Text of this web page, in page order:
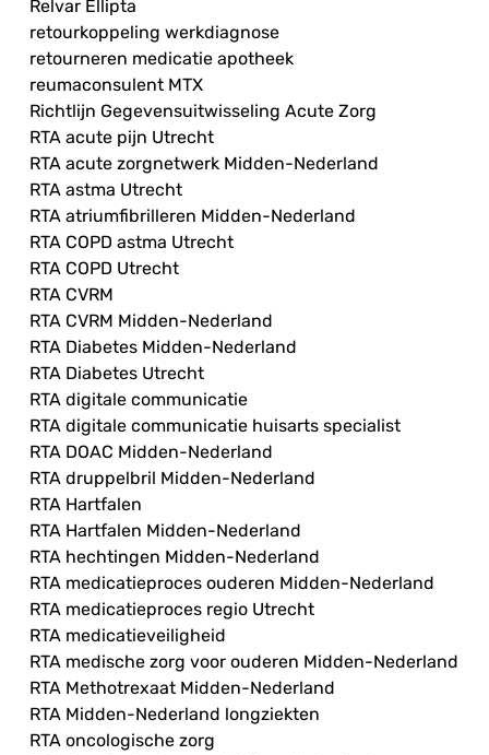
Relvar Ellipta
retourkoppeling werkdiagnose
retourneren medicatie apotheek
reumaconsulent MTX
Richtlijn Gegevensuitwisseling Acute Zorg
RTA acute pijn Utrecht
RTA acute zorgnetwerk Midden-Nederland
RTA astma Utrecht
RTA atriumfibrilleren Midden-Nederland
RTA COPD astma Utrecht
RTA COPD Utrecht
RTA CVRM
RTA CVRM Midden-Nederland
RTA Diabetes Midden-Nederland
RTA Diabetes Utrecht
RTA digitale communicatie
RTA digitale communicatie huisarts specialist
RTA DOAC Midden-Nederland
RTA druppelbril Midden-Nederland
RTA Hartfalen
RTA Hartfalen Midden-Nederland
RTA hechtingen Midden-Nederland
RTA medicatieproces ouderen Midden-Nederland
RTA medicatieproces regio Utrecht
RTA medicatieveiligheid
RTA medische zorg voor ouderen Midden-Nederland
RTA Methotrexaat Midden-Nederland
RTA Midden-Nederland longziekten
RTA oncologische zorg